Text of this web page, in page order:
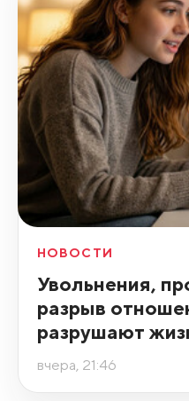
НОВОСТИ
Увольнения,
разрыв
разрушают
вчера, 21:46